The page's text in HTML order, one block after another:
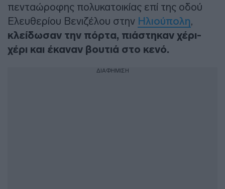
πενταώροφης πολυκατοικίας επί της οδού
Ελευθερίου Βενιζέλου στην Ηλιούπολη,
κλείδωσαν την πόρτα, πιάστηκαν χέρι-
χέρι και έκαναν βουτιά στο κενό.
ΔΙΑΦΗΜΙΣΗ